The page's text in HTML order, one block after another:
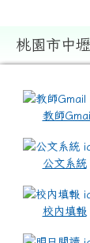
桃園市中
教師
公文系統
校內填報